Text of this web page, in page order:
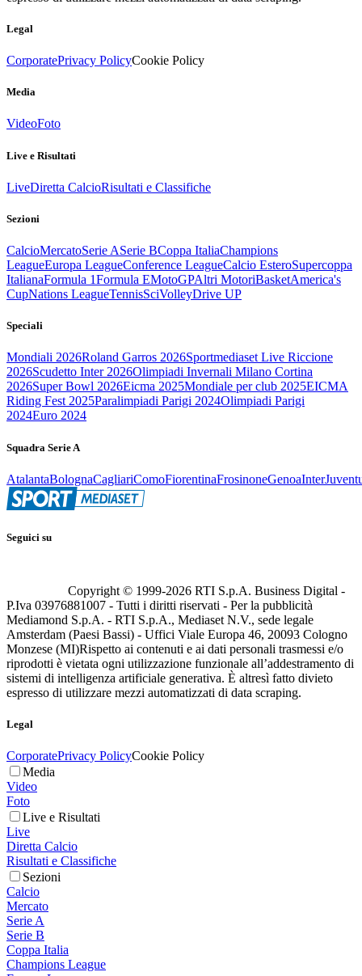
Legal
CorporatePrivacy PolicyCookie Policy
Media
VideoFoto
Live e Risultati
LiveDiretta CalcioRisultati e Classifiche
Sezioni
CalcioMercatoSerie ASerie BCoppa ItaliaChampions
LeagueEuropa LeagueConference LeagueCalcio EsteroSupercoppa
ItalianaFormula 1Formula EMotoGPAltri MotoriBasketAmerica's
CupNations LeagueTennisSciVolleyDrive UP
Speciali
Mondiali 2026Roland Garros 2026Sportmediaset Live Riccione
2026Scudetto Inter 2026Olimpiadi Invernali Milano Cortina
2026Super Bowl 2026Eicma 2025Mondiale per club 2025EICMA
Riding Fest 2025Paralimpiadi Parigi 2024Olimpiadi Parigi
2024Euro 2024
Squadra Serie A
AtalantaBolognaCagliariComoFiorentinaFrosinoneGenoaInter
Seguici su
Copyright © 1999-2026 RTI S.p.A. Business Digital -
P.Iva 03976881007 - Tutti i diritti riservati - Per la pubblicità
Mediamond S.p.A. - RTI S.p.A., Mediaset N.V., sede legale
Amsterdam (Paesi Bassi) - Uffici Viale Europa 46, 20093 Cologno
Monzese (MI)Rispetto ai contenuti e ai dati personali trasmessi e/o
riprodotti è vietata ogni utilizzazione funzionale all’addestramento di
sistemi di intelligenza artificiale generativa. È altresì fatto divieto
espresso di utilizzare mezzi automatizzati di data scraping.
Legal
CorporatePrivacy PolicyCookie Policy
Media
Video
Foto
Live e Risultati
Live
Diretta Calcio
Risultati e Classifiche
Sezioni
Calcio
Mercato
Serie A
Serie B
Coppa Italia
Champions League